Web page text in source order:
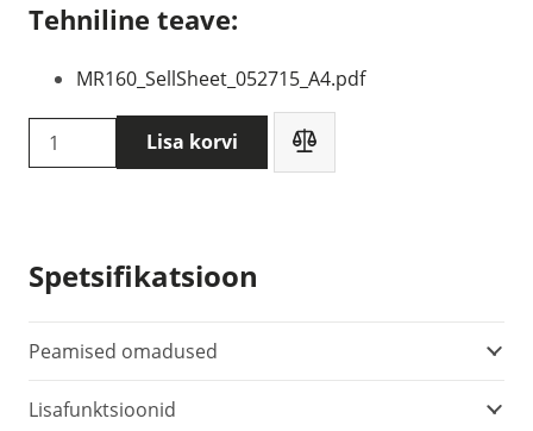
Tehniline teave:
MR160_SellSheet_052715_A4.pdf
Flir
MR160
Lisa korvi
Spetsifikatsioon
Peamised omadused
Lisafunktsioonid